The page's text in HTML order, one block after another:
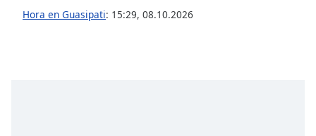
FontHora en Guasipati: 15:29, 08.10.2026